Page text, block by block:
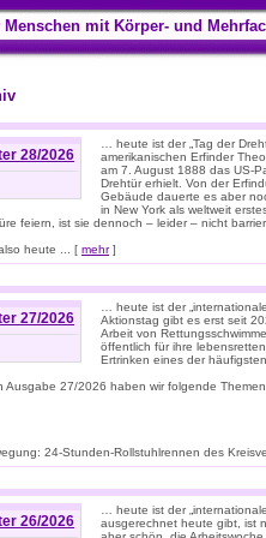
mit Körper- und
28/2026
… heute ist der „Tag der
amerikanischen Erfinder
am 7. August 1888 das US-
Drehtür erhielt. Von der
Gebäude dauerte es aber
in New York als weltweit
feiern, ist sie dennoch – leider – nicht
heute ... [ mehr]
27/2026
… heute ist der
Aktionstag gibt es erst seit
Arbeit von
öffentlich für ihre
Ertrinken eines der
Ausgabe 27/2026 haben wir folgende
24-Stunden-Rollstuhlrennen des
26/2026
… heute ist der
ausgerechnet heute gibt, ist